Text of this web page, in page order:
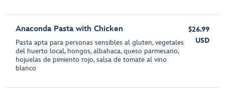
Anaconda Pasta with Chicken
Pasta apta para personas sensibles al gluten, vegetales
del huerto local, hongos, albahaca, queso parmesano,
hojuelas de pimiento rojo, salsa de tomate al vino
blanco
$26.99
USD